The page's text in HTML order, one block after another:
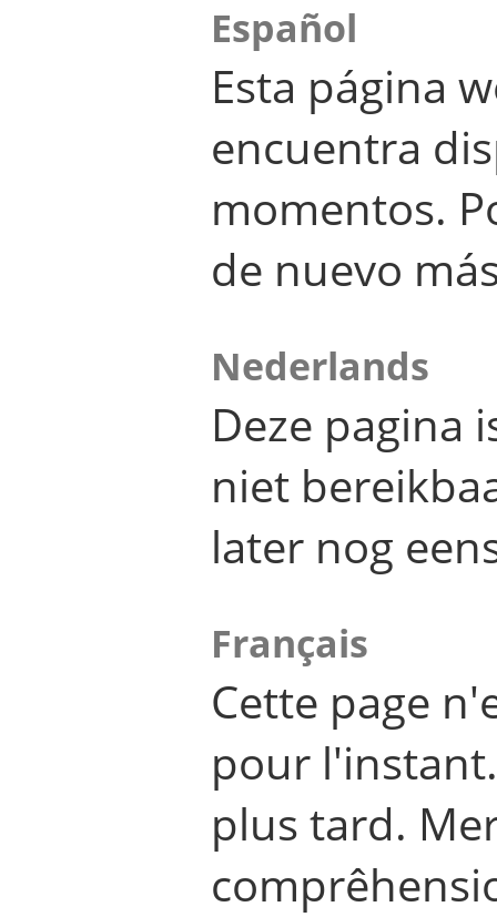
Español
Esta página
encuentra
momentos.
de nuevo
Nederlands
Deze pagina
niet
later nog
Français
Cette page
pour
plus tard.